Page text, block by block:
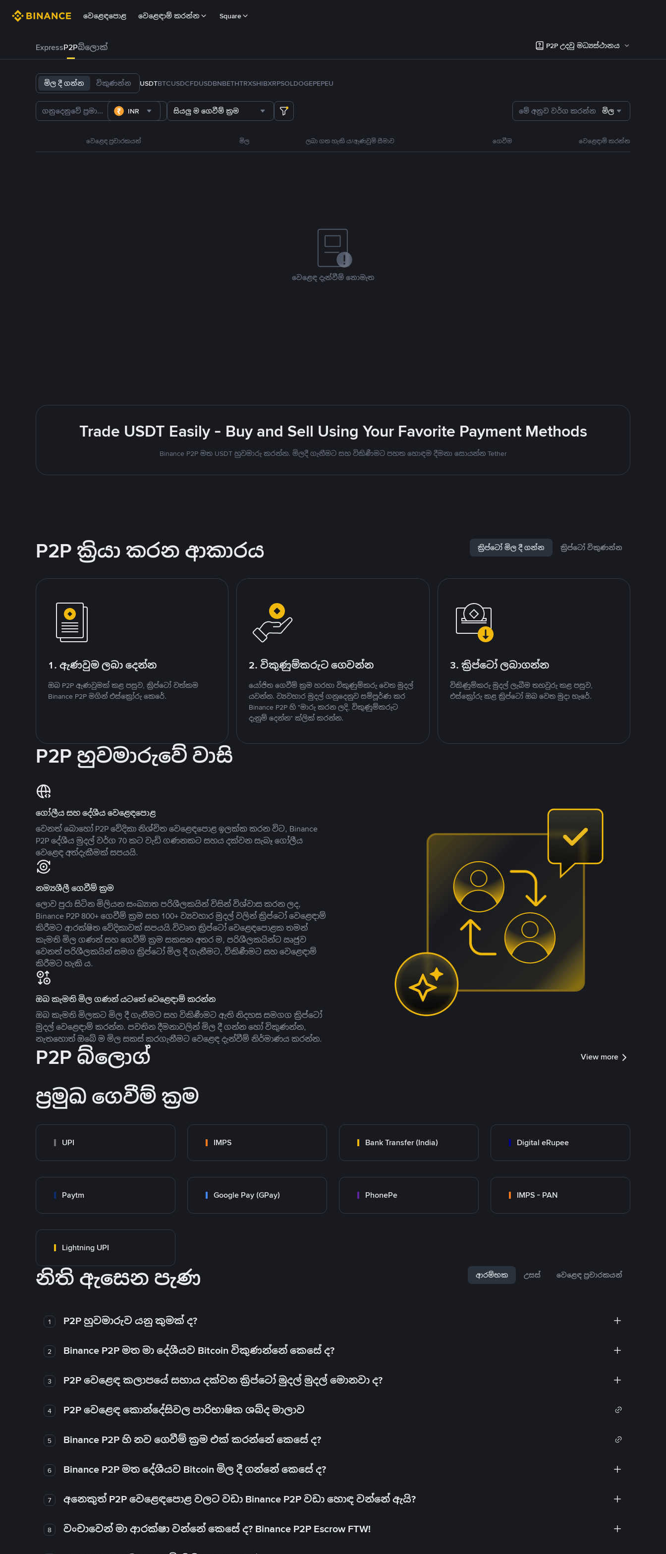
වෙළෙඳපොළ වෙළෙඳාම් කරන්න Square
ExpressP2Pබ්ලොක් P2P උදවු මධ්‍යස්ථානය
මිල දී ගන්න විකුණන්න USDTBTCUSDCFDUSDBNBETHTRXSHIBXRPSOLDOGEPEPEU
INR සියලු ම ගෙවීම් ක්‍රම මේ අනුව වර්ග කරන්න මිල
වෙළෙඳ ප්‍රචාරකයන් මිල ලබා ගත හැකි ය/ඇණවුම් සීමාව ගෙවීම වෙළෙඳාම් කරන්න
වෙළෙඳ දැන්වීම් නොමැත
Trade USDT Easily - Buy and Sell Using Your Favorite Payment Methods
Binance P2P මත USDT හුවමාරු කරන්න. මිලදී ගැනීමට සහ විකිණීමට පහත හොඳම දීමනා සොයන්න Tether
P2P ක්‍රියා කරන ආකාරය ක්‍රිප්ටෝ මිල දී ගන්න ක්‍රිප්ටෝ විකුණන්න
1. ඇණවුම ලබා දෙන්න
ඔබ P2P ඇණවුමක් කළ පසුව, ක්‍රිප්ටෝ වත්කම
Binance P2P මගින් එස්ක්‍රෝරු කෙරේ.
2. විකුණුම්කරුට ගෙවන්න
යෝජිත ගෙවීම් ක්‍රම හරහා විකුණුම්කරු වෙත මුදල්
යවන්න. ව්‍යවහාර මුදල් ගනුදෙනුව සම්පූර්ණ කර
Binance P2P හි "මාරු කරන ලදි, විකුණුම්කරුට
දැනුම් දෙන්න" ක්ලික් කරන්න.
3. ක්‍රිප්ටෝ ලබාගන්න
විකිණුම්කරු මුදල් ලැබීම තහවුරු කළ පසුව,
එස්ක්‍රෝරු කළ ක්‍රිප්ටෝ ඔබ වෙත මුදා හැරේ.
P2P හුවමාරුවේ වාසි
ගෝලීය සහ දේශීය වෙළෙඳපොළ
වෙනත් බොහෝ P2P වේදිකා නිශ්චිත වෙළෙඳපොළ ඉලක්ක කරන විට, Binance
P2P දේශීය මුදල් වර්ග 70 කට වැඩි ගණනකට සහය දක්වන සැබෑ ගෝලීය
වෙළෙඳ අත්දැකීමක් සපයයි.
නම්‍යශීලී ගෙවීම් ක්‍රම
ලොව පුරා සිටින මිලියන සංඛ්‍යාත පරිශීලකයින් විසින් විශ්වාස කරන ලද,
Binance P2P 800+ ගෙවීම් ක්‍රම සහ 100+ ව්‍යවහාර මුදල් වලින් ක්‍රිප්ටෝ වෙළෙඳාම්
කිරීමට ආරක්ෂිත වේදිකාවක් සපයයි.විවෘත ක්‍රිප්ටෝ වෙළෙඳපොළක තමන්
කැමති මිල ගණන් සහ ගෙවීම් ක්‍රම සකසන අතර ම, පරිශීලකයින්ට ඍජුව
වෙනත් පරිශීලකයින් සමග ක්‍රිප්ටෝ මිල දී ගැනීමට, විකිණීමට සහ වෙළෙඳාම්
කිරීමට හැකි ය.
ඔබ කැමති මිල ගණන් යටතේ වෙළෙඳාම් කරන්න
ඔබ කැමති මිලකට මිල දී ගැනීමට සහ විකිණීමට ඇති නිදහස සමගග ක්‍රිප්ටෝ
මුදල් වෙළෙඳාම් කරන්න. පවතින දීමනාවලින් මිල දී ගන්න හෝ විකුණන්න,
නැතහොත් ඔබේ ම මිල සකස් කරගැනීමට වෙළෙඳ දැන්වීම් නිර්මාණය කරන්න.
P2P බ්ලොග් View more
ප්‍රමුඛ ගෙවීම් ක්‍රම
UPI IMPS Bank Transfer (India) Digital eRupee
Paytm Google Pay (GPay) PhonePe IMPS - PAN
Lightning UPI
නිති ඇසෙන පැණ ආරම්භක උසස් වෙළෙඳ ප්‍රචාරකයන්
1 P2P හුවමාරුව යනු කුමක් ද?
2 Binance P2P මත මා දේශීයව Bitcoin විකුණන්නේ කෙසේ ද?
3 P2P වෙළෙඳ කලාපයේ සහාය දක්වන ක්‍රිප්ටෝ මුදල් මුදල් මොනවා ද?
4 P2P වෙළෙඳ කොන්දේසිවල පාරිභාෂික ශබ්ද මාලාව
5 Binance P2P හි නව ගෙවීම් ක්‍රම එක් කරන්නේ කෙසේ ද?
6 Binance P2P මත දේශීයව Bitcoin මිල දී ගන්නේ කෙසේ ද?
7 අනෙකුත් P2P වෙළෙඳපොළ වලට වඩා Binance P2P වඩා හොඳ වන්නේ ඇයි?
8 වංචාවෙන් මා ආරක්ෂා වන්නේ කෙසේ ද? Binance P2P Escrow FTW!